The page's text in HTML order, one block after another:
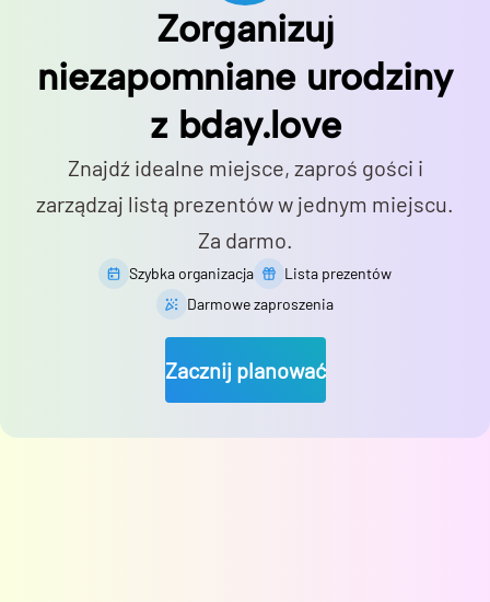
Zorganizuj
niezapomniane urodziny
z bday.love
Znajdź idealne miejsce, zaproś gości i
zarządzaj listą prezentów w jednym miejscu.
Za darmo.
Szybka organizacja
Lista prezentów
Darmowe zaproszenia
Zacznij planować